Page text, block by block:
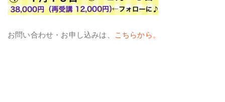
お問い合わせ・お申し込みは、 こちらから。